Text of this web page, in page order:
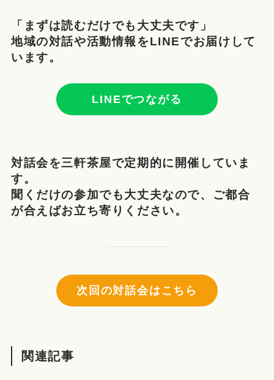
「まずは読むだけでも大丈夫です」
地域の対話や活動情報をLINEでお届けして
います。
LINEでつながる
対話会を三軒茶屋で定期的に開催していま
す。
聞くだけの参加でも大丈夫なので、ご都合
が合えばお立ち寄りください。
次回の対話会はこちら
関連記事